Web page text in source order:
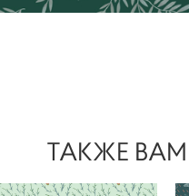
ТАКЖЕ